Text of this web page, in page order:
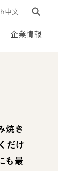
企業情報
中文
焼き
だけ
も最